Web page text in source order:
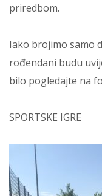
priredbom.
Iako brojimo samo
rođendani budu
bilo pogledajte na
SPORTSKE IGRE